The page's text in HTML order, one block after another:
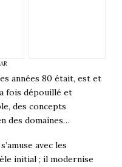
années 80 était, est et
fois dépouillé et
des concepts
des domaines…
avec les
initial ; il modernise